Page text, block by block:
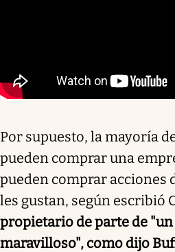
Por supuesto, la mayoría
pueden comprar una
pueden comprar acciones
les gustan, según escribió
propietario de parte de
maravilloso", como dijo